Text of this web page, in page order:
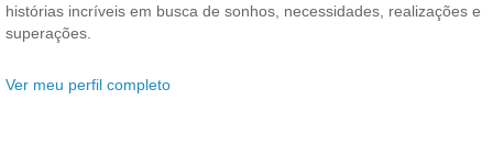
histórias incríveis em busca de sonhos, necessidades, realizações e
superações.
Ver meu perfil completo